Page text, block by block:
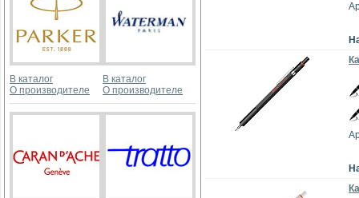
В каталог
О производителе
В каталог
О производителе